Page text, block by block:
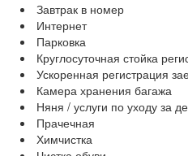
Завтрак в номер
Интернет
Парковка
Круглосуточная стойка
Ускоренная регистрация
Камера хранения багажа
Няня / услуги по уходу за
Прачечная
Химчистка